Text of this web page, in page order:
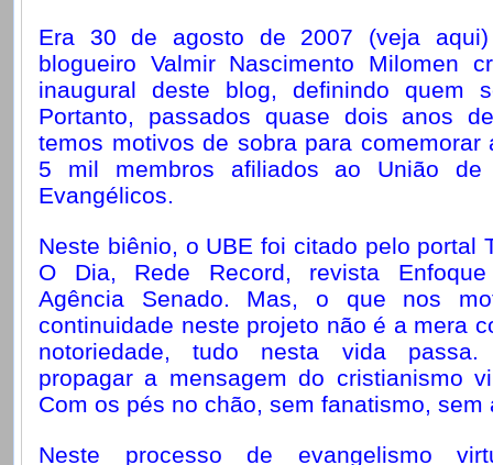
Era 30 de agosto de 2007 (veja
blogueiro Valmir Nascimento Milomen
inaugural deste blog, definindo quem
Portanto, passados quase dois anos
temos motivos de sobra para comemorar
5 mil membros afiliados ao União de
Evangélicos.
Neste biênio, o UBE foi citado pelo portal
O Dia, Rede Record, revista
Agência Senado. Mas, o que nos
continuidade neste projeto não é a mera
notoriedade, tudo nesta vida passa.
propagar a mensagem do cristianismo
Com os pés no chão, sem fanatismo, sem
Neste processo de evangelismo